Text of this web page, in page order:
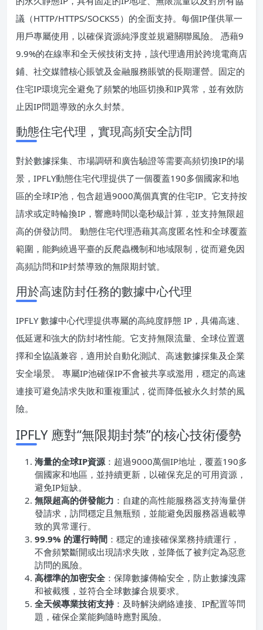
議（HTTP/HTTPS/SOCKS5）的全面支持。每個IP僅供單一
用戶專屬使用，以確保資源純淨度並規避關聯風險。 憑藉9
9.9%的在線率和全天候技術支持，該代理適用於跨境電商店
鋪、社交媒體核心賬號及金融服務賬號的長期運營。固定的
住宅IP環境完全避免了頻繁的地區切換和IP異常，並有效防
止因IP問題導致的永久封禁。
動態住宅代理，實現高頻安全訪問
對於數據採集、市場調研和廣告驗證等需要高頻切換IP的場
景，IPFLY動態住宅代理提供了一個覆蓋190多個國家和地
區的全球IP池，包含超過9000萬個真實的住宅IP。它支持按
請求或定時輪換IP，響應時間以毫秒級計算，並支持無限超
高的併發訪問。 動態住宅代理憑藉其高度匿名性和全球覆蓋
範圍，能夠繞過平臺的反爬蟲機制和地域限制，從而避免因
高頻訪問和IP封禁導致的無限期封號。
用於高速防封任務的數據中心代理
IPFLY 數據中心代理提供專屬的高純度靜態 IP，具備高速、
低延遲和強大的防封堵性能。它支持無限流量、全球位置選
擇和全協議兼容，適用於自動化測試、高速數據採集及企業
安全場景。 專屬IP池確保IP不會被共享或濫用，穩定的高速
連接可避免請求失敗和重複重試，從而降低被永久封禁的風
險。
IPFLY 應對“無限期封禁”的核心技術優勢
海量的全球IP資源：超過9000萬個IP地址，覆蓋190多
個國家和地區，並持續更新，以確保充足的可用資源，
避免IP短缺。
無限超高的併發能力 ：自建的高性能服務器支持海量併
發請求，訪問穩定且無瓶頸，並能避免因服務器過載導
致的異常運行。
99.9% 的運行時間 ：穩定的連接確保業務持續運行，
不會頻繁斷開或出現請求失敗，並降低了被判定為惡意
訪問的風險。
高標準的加密安全 ：保障數據傳輸安全，防止數據洩露
和被截獲，並符合全球數據合規要求。
全天候專業技術支持：及時解決網絡連接、IP配置等問
題，確保企業能夠隨時應對風險。